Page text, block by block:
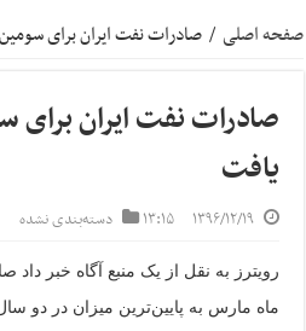
صفحه اصلی / صادرات نفت ایران برای
صادرات نفت ایران
یافت
۱۳۹۶/۱۲/۱۹ ۱۳:۱۵ دسته‌بندی نشده
رویترز به نقل از یک منبع آگاه خبر داد
ماه مارس به پایین‌ترین میزان در دو